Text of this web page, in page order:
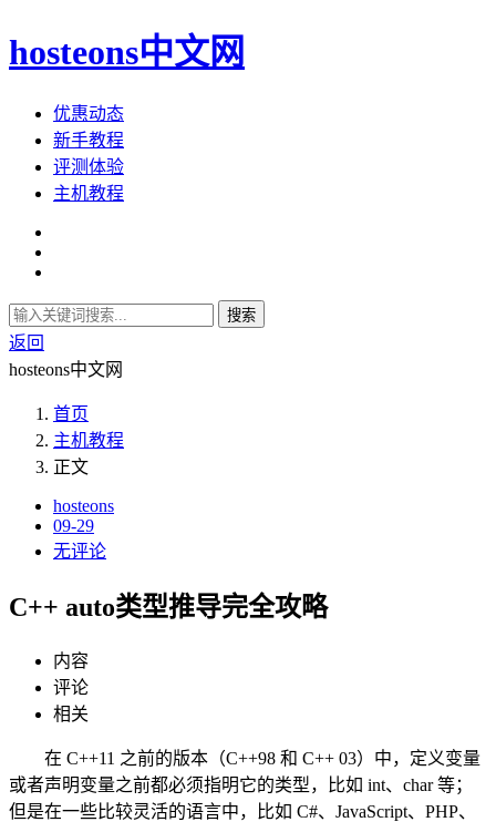
hosteons中文网
优惠动态
新手教程
评测体验
主机教程
搜索
返回
hosteons中文网
首页
主机教程
正文
hosteons
09-29
无评论
C++ auto类型推导完全攻略
内容
评论
相关
在 C++11 之前的版本（C++98 和 C++ 03）中，定义变量
或者声明变量之前都必须指明它的类型，比如 int、char 等；
但是在一些比较灵活的语言中，比如 C#、JavaScript、PHP、